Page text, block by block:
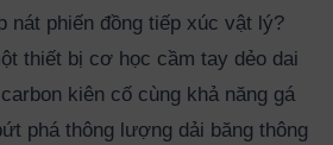
nát phiến đồng tiếp xúc vật lý?
thiết bị cơ học cầm tay dẻo dai
kiên cố cùng khả năng gá
phá thông lượng dải băng thông